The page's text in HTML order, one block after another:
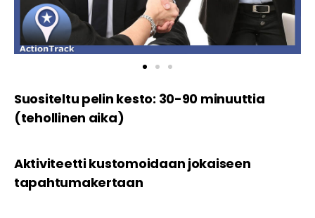
Suositeltu pelin kesto: 30-90 minuuttia
(tehollinen aika)
Aktiviteetti kustomoidaan jokaiseen
tapahtumakertaan